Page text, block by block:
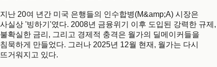
지난 20여 년간 미국 은행들의 인수합병(M&amp;A) 시장은
사실상 '빙하기'였다. 2008년 금융위기 이후 도입된 강력한 규제,
불확실한 금리, 그리고 경제적 충격은 월가의 딜메이커들을
침묵하게 만들었다. 그러나 2025년 12월 현재, 월가는 다시
뜨거워지고 있다.